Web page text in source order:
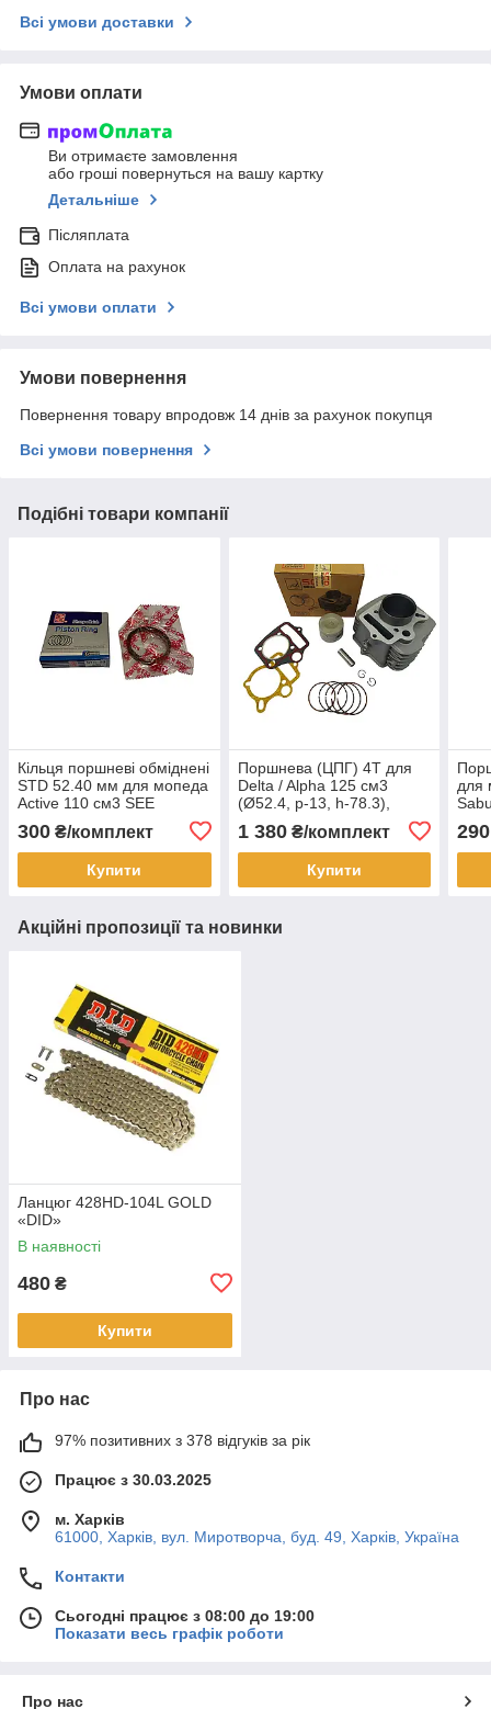
Всі умови доставки
Умови оплати
Ви отримаєте замовлення
або гроші повернуться на вашу картку
Детальніше
Післяплата
Оплата на рахунок
Всі умови оплати
Умови повернення
Повернення товару впродовж 14 днів за рахунок покупця
Всі умови повернення
Подібні товари компанії
Кільця поршневі обміднені
STD 52.40 мм для мопеда
Active 110 см3 SEE
300 ₴/комплект
Купити
Поршнева (ЦПГ) 4T для
Delta / Alpha 125 см3
(Ø52.4, p-13, h-78.3),
1 380₴/комплект
Купити
для
290
Акційні пропозиції та новинки
Ланцюг 428HD-104L GOLD
«DID»
В наявності
480 ₴
Купити
Про нас
97% позитивних з 378 відгуків за рік
Працює з 30.03.2025
м. Харків
61000, Харків, вул. Миротворча, буд. 49, Харків, Україна
Контакти
Сьогодні працює з 08:00 до 19:00
Показати весь графік роботи
Про нас